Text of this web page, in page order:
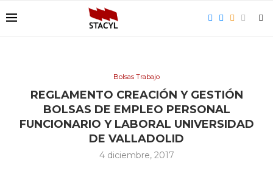
Bolsas Trabajo
REGLAMENTO CREACIÓN Y GESTIÓN
BOLSAS DE EMPLEO PERSONAL
FUNCIONARIO Y LABORAL UNIVERSIDAD
DE VALLADOLID
4 diciembre, 2017